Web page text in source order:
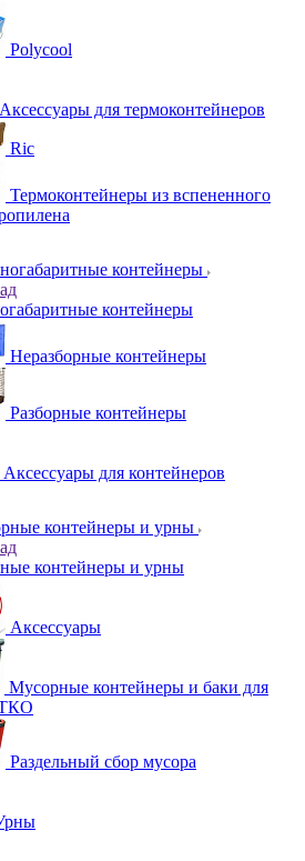
Polycool
Аксессуары для термоконтейнеров
Ric
Термоконтейнеры из вспененного
контейнеры
контейнеры
Неразборные контейнеры
Разборные контейнеры
Аксессуары для контейнеров
контейнеры и урны
контейнеры и урны
Аксессуары
Мусорные контейнеры и баки для
Раздельный сбор мусора